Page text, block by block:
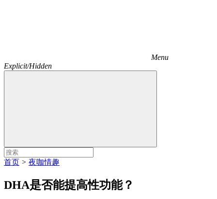
Menu
Explicit/Hidden
首页 > 夜咖情趣
DHA是否能提高性功能？